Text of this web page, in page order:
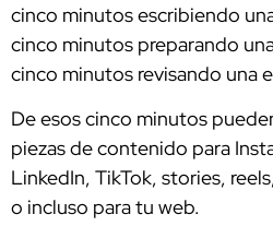
cinco minutos escribiendo
cinco minutos preparando
cinco minutos revisando una
De esos cinco minutos
piezas de contenido para
LinkedIn, TikTok, stories,
o incluso para tu web.